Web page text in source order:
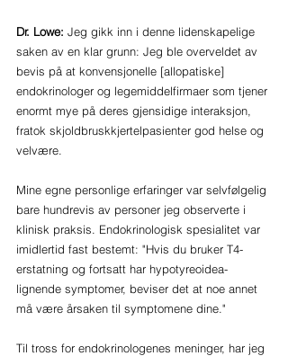
Dr. Lowe: Jeg gikk inn i denne lidenskapelige
saken av en klar grunn: Jeg ble overveldet av
bevis på at konvensjonelle [allopatiske]
endokrinologer og legemiddelfirmaer som tjener
enormt mye på deres gjensidige interaksjon,
fratok skjoldbruskkjertelpasienter god helse og
velvære.
Mine egne personlige erfaringer var selvfølgelig
bare hundrevis av personer jeg observerte i
klinisk praksis. Endokrinologisk spesialitet var
imidlertid fast bestemt: "Hvis du bruker T4-
erstatning og fortsatt har hypotyreoidea-
lignende symptomer, beviser det at noe annet
må være årsaken til symptomene dine."
Til tross for endokrinologenes meninger, har jeg